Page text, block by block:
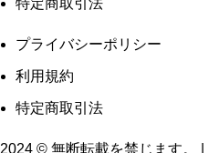
プライバシーポリシー
利用規約
特定商取引法
2024 © 無断転載を禁じます。 |